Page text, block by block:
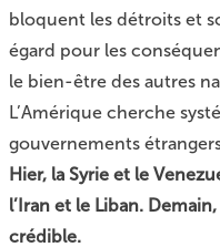
bloquent les détroits et
égard pour les
le bien-être des autres
L’Amérique cherche
gouvernements
Hier, la Syrie et le
l’Iran et le Liban.
crédible.